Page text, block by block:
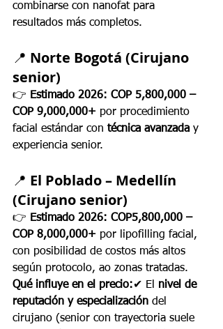
combinarse con nanofat para
resultados más completos.
📍 Norte Bogotá (Cirujano
senior)
👉 Estimado 2026: COP 5,800,000 –
COP 9,000,000+ por procedimiento
facial estándar con técnica avanzada y
experiencia senior.
📍 El Poblado – Medellín
(Cirujano senior)
👉 Estimado 2026: COP5,800,000 –
COP 8,000,000+ por lipofilling facial,
con posibilidad de costos más altos
según protocolo, ao zonas tratadas.
Qué influye en el precio:✔ El nivel de
reputación y especialización del
cirujano (senior con trayectoria suele